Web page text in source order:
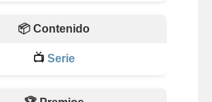
📦 Contenido
📺 Serie